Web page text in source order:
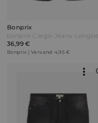
Bonprix
36,99 €
Bonprix | Versand: 4,95 €